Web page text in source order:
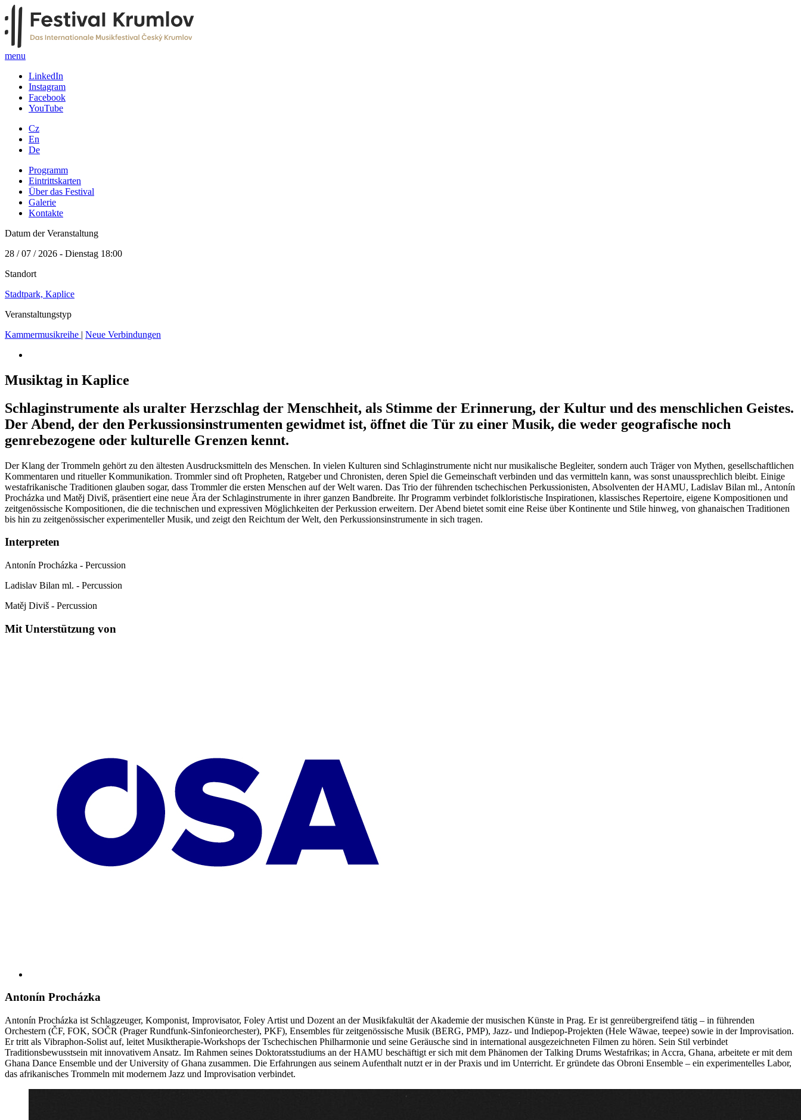
menu
LinkedIn
Instagram
Facebook
YouTube
Cz
En
De
Programm
Eintrittskarten
Über das Festival
Galerie
Kontakte
Datum der Veranstaltung
28 / 07 / 2026 - Dienstag 18:00
Standort
Stadtpark, Kaplice
Veranstaltungstyp
Kammermusikreihe | Neue Verbindungen
Musiktag in Kaplice
Schlaginstrumente als uralter Herzschlag der Menschheit, als Stimme der Erinnerung, der Kultur und des menschlichen Geistes.
Der Abend, der den Perkussionsinstrumenten gewidmet ist, öffnet die Tür zu einer Musik, die weder geografische noch
genrebezogene oder kulturelle Grenzen kennt.
Der Klang der Trommeln gehört zu den ältesten Ausdrucksmitteln des Menschen. In vielen Kulturen sind Schlaginstrumente nicht nur musikalische Begleiter, sondern auch Träger von Mythen, gesellschaftlichen
Kommentaren und ritueller Kommunikation. Trommler sind oft Propheten, Ratgeber und Chronisten, deren Spiel die Gemeinschaft verbinden und das vermitteln kann, was sonst unaussprechlich bleibt. Einige
westafrikanische Traditionen glauben sogar, dass Trommler die ersten Menschen auf der Welt waren. Das Trio der führenden tschechischen Perkussionisten, Absolventen der HAMU, Ladislav Bilan ml., Antonín
Procházka und Matěj Diviš, präsentiert eine neue Ära der Schlaginstrumente in ihrer ganzen Bandbreite. Ihr Programm verbindet folkloristische Inspirationen, klassisches Repertoire, eigene Kompositionen und
zeitgenössische Kompositionen, die die technischen und expressiven Möglichkeiten der Perkussion erweitern. Der Abend bietet somit eine Reise über Kontinente und Stile hinweg, von ghanaischen Traditionen
bis hin zu zeitgenössischer experimenteller Musik, und zeigt den Reichtum der Welt, den Perkussionsinstrumente in sich tragen.
Interpreten
Antonín Procházka - Percussion
Ladislav Bilan ml. - Percussion
Matěj Diviš - Percussion
Mit Unterstützung von
Antonín Procházka
Antonín Procházka ist Schlagzeuger, Komponist, Improvisator, Foley Artist und Dozent an der Musikfakultät der Akademie der musischen Künste in Prag. Er ist genreübergreifend tätig – in führenden
Orchestern (ČF, FOK, SOČR (Prager Rundfunk-Sinfonieorchester), PKF), Ensembles für zeitgenössische Musik (BERG, PMP), Jazz- und Indiepop-Projekten (Hele Wāwae, teepee) sowie in der Improvisation.
Er tritt als Vibraphon-Solist auf, leitet Musiktherapie-Workshops der Tschechischen Philharmonie und seine Geräusche sind in international ausgezeichneten Filmen zu hören. Sein Stil verbindet
Traditionsbewusstsein mit innovativem Ansatz. Im Rahmen seines Doktoratsstudiums an der HAMU beschäftigt er sich mit dem Phänomen der Talking Drums Westafrikas; in Accra, Ghana, arbeitete er mit dem
Ghana Dance Ensemble und der University of Ghana zusammen. Die Erfahrungen aus seinem Aufenthalt nutzt er in der Praxis und im Unterricht. Er gründete das Obroni Ensemble – ein experimentelles Labor,
das afrikanisches Trommeln mit modernem Jazz und Improvisation verbindet.